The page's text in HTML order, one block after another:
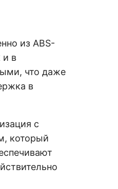
из ABS-
и в
что даже
в
с
который